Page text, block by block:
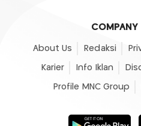
COMPANY
About Us Redaksi
Karier Info Iklan
Profile MNC Group